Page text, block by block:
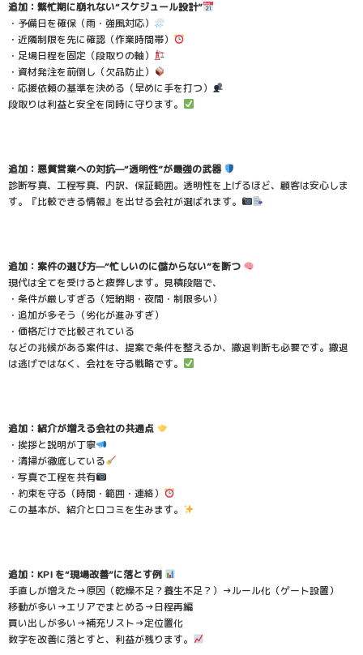
追加：繁忙期に崩れない“スケジュール設計”
・予備日を確保（雨・強風対応）
・近隣制限を先に確認（作業時間帯）
・足場日程を固定（段取りの軸）
・資材発注を前倒し（欠品防止）
・応援依頼の基準を決める（早めに手を打つ）
段取りは利益と安全を同時に守ります。
追加：悪質営業への対抗—“透明性”が最強の武器
診断写真、工程写真、内訳、保証範囲。透明性を上げるほど、顧客は安心しま
す。『比較できる情報』を出せる会社が選ばれます。
追加：案件の選び方—“忙しいのに儲からない”を断つ
現代は全てを受けると疲弊します。見積段階で、
・条件が厳しすぎる（短納期・夜間・制限多い）
・追加が多そう（劣化が進みすぎ）
・価格だけで比較されている
などの兆候がある案件は、提案で条件を整えるか、撤退判断も必要です。撤退
は逃げではなく、会社を守る戦略です。
追加：紹介が増える会社の共通点
・挨拶と説明が丁寧
・清掃が徹底している
・写真で工程を共有
・約束を守る（時間・範囲・連絡）
この基本が、紹介と口コミを生みます。
追加：KPI を“現場改善”に落とす例
手直しが増えた→原因（乾燥不足？養生不足？）→ルール化（ゲート設置）
移動が多い→エリアでまとめる→日程再編
買い出しが多い→補充リスト→定位置化
数字を改善に落とすと、利益が残ります。